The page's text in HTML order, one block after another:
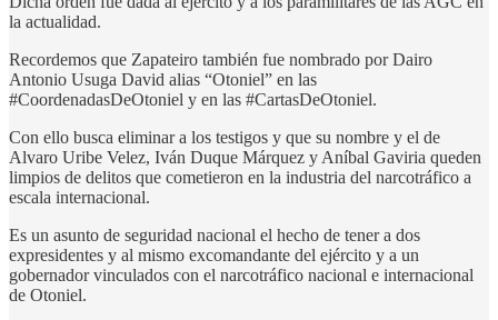
la actualidad.
Recordemos que Zapateiro también fue nombrado por Dairo
Antonio Usuga David alias “Otoniel” en las
#CoordenadasDeOtoniel y en las #CartasDeOtoniel.
Con ello busca eliminar a los testigos y que su nombre y el de
Alvaro Uribe Velez, Iván Duque Márquez y Aníbal Gaviria queden
limpios de delitos que cometieron en la industria del narcotráfico a
escala internacional.
Es un asunto de seguridad nacional el hecho de tener a dos
expresidentes y al mismo excomandante del ejército y a un
gobernador vinculados con el narcotráfico nacional e internacional
de Otoniel.